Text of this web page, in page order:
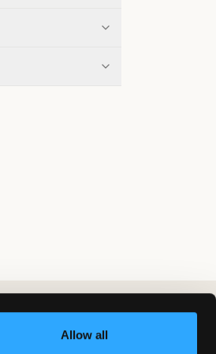
Allow all